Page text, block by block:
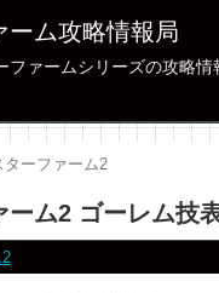
ーム攻略情報局
ファームシリーズの攻略情
ターファーム2
ーム2 ゴーレム技